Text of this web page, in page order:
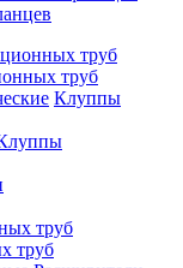
труб
Клуппы
труб